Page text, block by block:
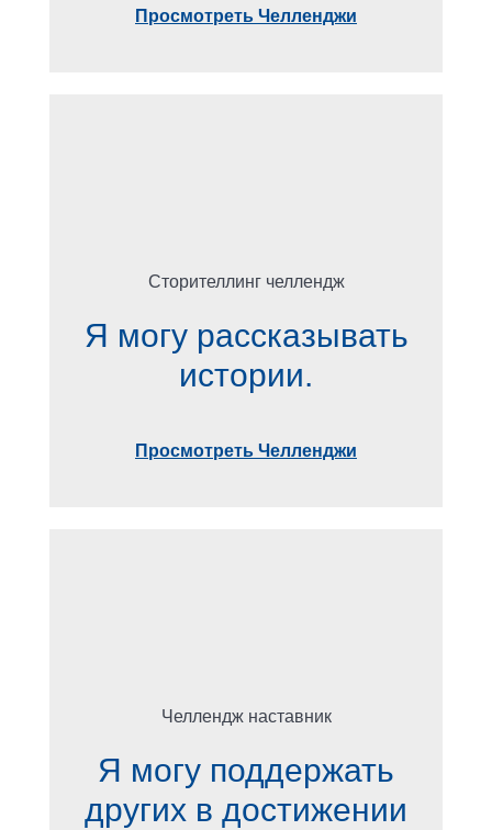
Просмотреть Челленджи
Сторителлинг челлендж
Я могу рассказывать
истории.
Просмотреть Челленджи
Челлендж наставник
Я могу поддержать
других в достижении